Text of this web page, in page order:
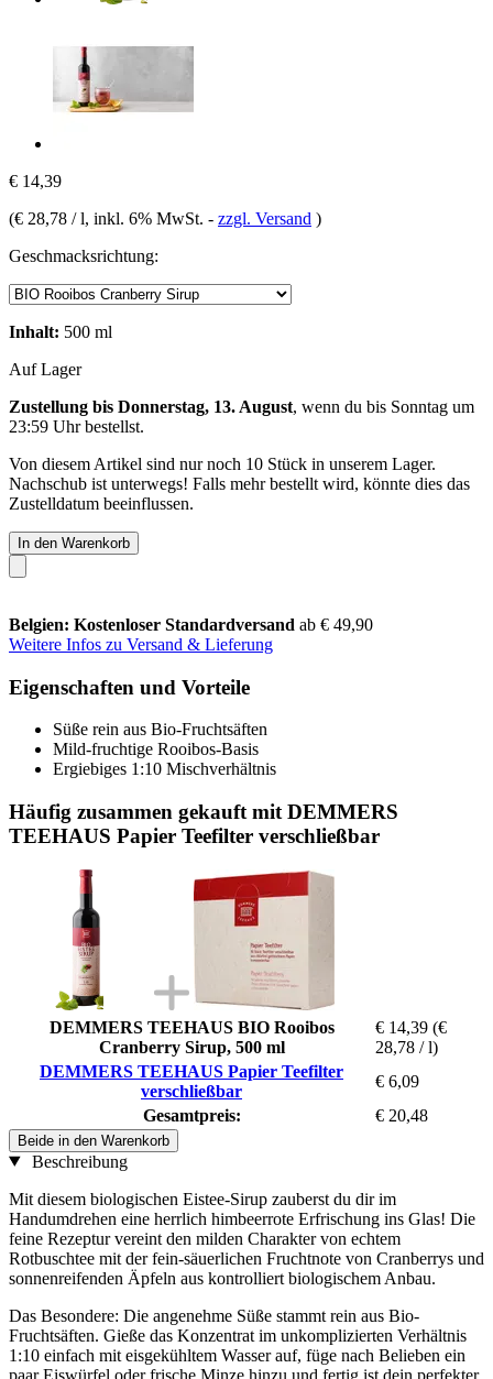
€ 14,39
(€ 28,78 / l, inkl. 6% MwSt. - zzgl. Versand )
Geschmacksrichtung:
Inhalt: 500 ml
Auf Lager
Zustellung bis Donnerstag, 13. August, wenn du bis Sonntag um
23:59 Uhrbestellst.
Von diesem Artikel sind nur noch 10 Stück in unserem Lager.
Nachschub ist unterwegs! Falls mehr bestellt wird, könnte dies das
Zustelldatum beeinflussen.
In den Warenkorb
Belgien: Kostenloser Standardversand ab € 49,90
Weitere Infos zu Versand & Lieferung
Eigenschaften und Vorteile
Süße rein aus Bio-Fruchtsäften
Mild-fruchtige Rooibos-Basis
Ergiebiges 1:10 Mischverhältnis
Häufig zusammen gekauft mit DEMMERS
TEEHAUS Papier Teefilter verschließbar
DEMMERS TEEHAUS BIO Rooibos
Cranberry Sirup, 500 ml
€ 14,39 (€
28,78 / l)
DEMMERS TEEHAUS Papier Teefilter
verschließbar
€ 6,09
Gesamtpreis:
€ 20,48
Beide in den Warenkorb
Beschreibung
Mit diesem biologischen Eistee-Sirup zauberst du dir im
Handumdrehen eine herrlich himbeerrote Erfrischung ins Glas! Die
feine Rezeptur vereint den milden Charakter von echtem
Rotbuschtee mit der fein-säuerlichen Fruchtnote von Cranberrys und
sonnenreifenden Äpfeln aus kontrolliert biologischem Anbau.
Das Besondere: Die angenehme Süße stammt rein aus Bio-
Fruchtsäften. Gieße das Konzentrat im unkomplizierten Verhältnis
1:10 einfach mit eisgekühltem Wasser auf, füge nach Belieben ein
paar Eiswürfel oder frische Minze hinzu und fertig ist dein perfekter